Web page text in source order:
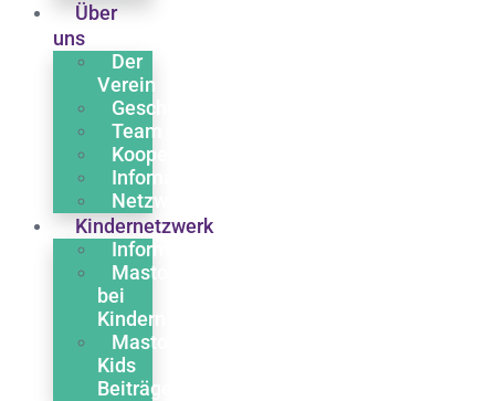
Über
uns
Der
Verein
Geschichte
Team
Kooperationen
Infomaterial
Netzwerk
Kindernetzwerk
Informationen
Mastozytose
bei
Kindern
Masto
Kids
Beiträge